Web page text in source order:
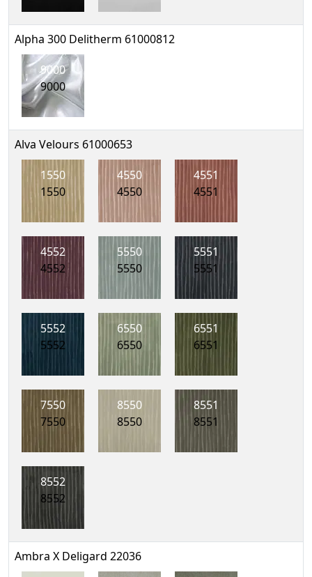
Alpha 300 Delitherm 61000812
9000
9000
Alva Velours 61000653
1550
1550
4550
4550
4551
4551
4552
4552
5550
5550
5551
5551
5552
5552
6550
6550
6551
6551
7550
7550
8550
8550
8551
8551
8552
8552
Ambra X Deligard 22036